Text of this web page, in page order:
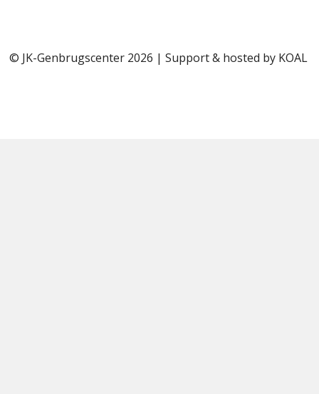
© JK-Genbrugscenter 2026 | Support & hosted by KOAL